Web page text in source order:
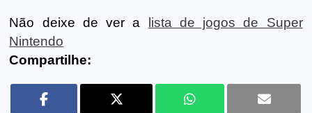
Não deixe de ver a lista de jogos de Super
Nintendo
Compartilhe: